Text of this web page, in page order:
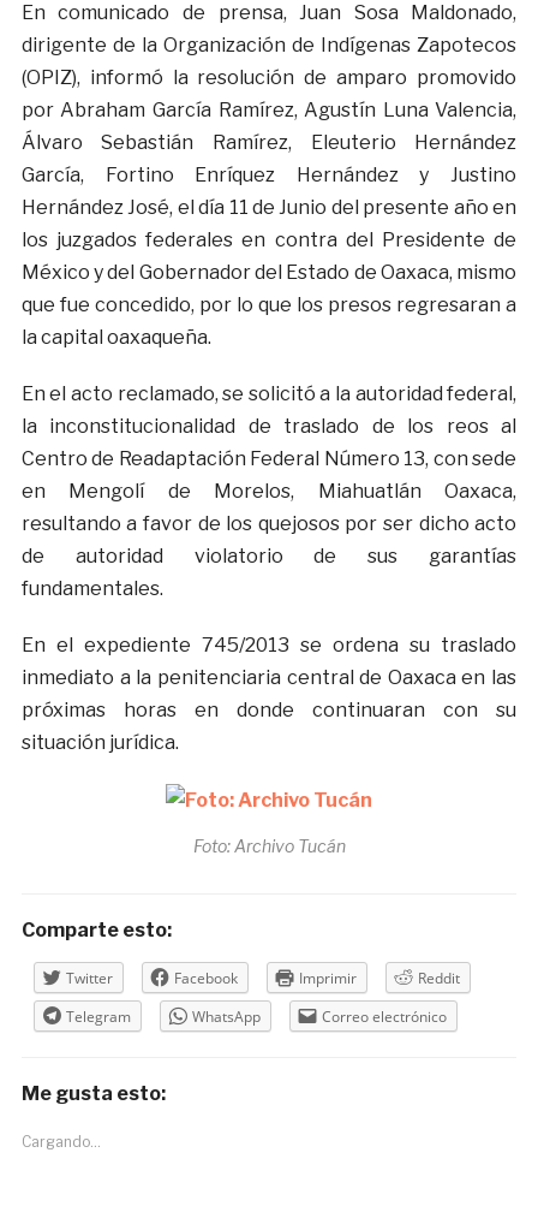
En comunicado de prensa, Juan Sosa Maldonado,
dirigente de la Organización de Indígenas Zapotecos
(OPIZ), informó la resolución de amparo promovido
por Abraham García Ramírez, Agustín Luna Valencia,
Álvaro Sebastián Ramírez, Eleuterio Hernández
García, Fortino Enríquez Hernández y Justino
Hernández José, el día 11 de Junio del presente año en
los juzgados federales en contra del Presidente de
México y del Gobernador del Estado de Oaxaca, mismo
que fue concedido, por lo que los presos regresaran a
la capital oaxaqueña.
En el acto reclamado, se solicitó a la autoridad federal,
la inconstitucionalidad de traslado de los reos al
Centro de Readaptación Federal Número 13, con sede
en Mengolí de Morelos, Miahuatlán Oaxaca,
resultando a favor de los quejosos por ser dicho acto
de autoridad violatorio de sus garantías
fundamentales.
En el expediente 745/2013 se ordena su traslado
inmediato a la penitenciaria central de Oaxaca en las
próximas horas en donde continuaran con su
situación jurídica.
Foto: Archivo Tucán
Comparte esto:
Twitter Facebook Imprimir
Reddit
Telegram
WhatsApp Correo electrónico
Me gusta esto:
Cargando...